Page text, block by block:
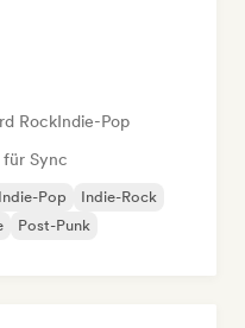
RockIndie-Pop
für Sync
Indie-Pop
Indie-Rock
Post-Punk